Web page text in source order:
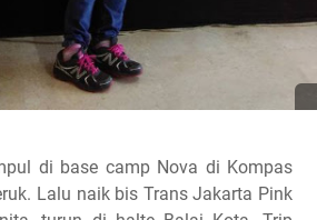
di base camp Nova di Kompas
Lalu naik bis Trans Jakarta Pink